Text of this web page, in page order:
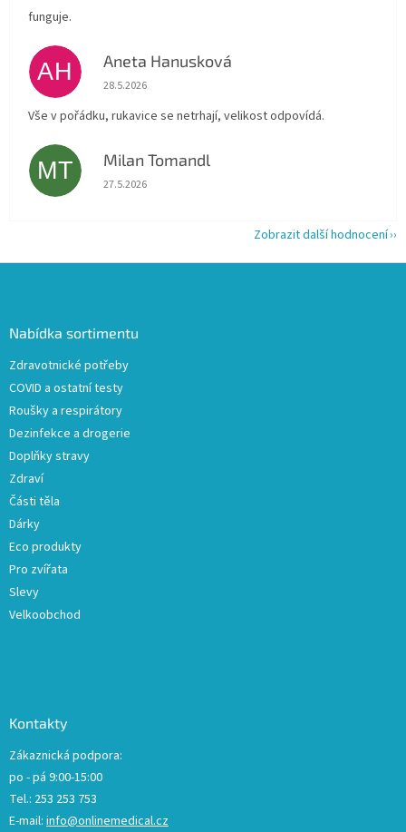
funguje.
AH Aneta Hanusková
Hodnocení obchodu je 5 z 5 hvězdiček.
28.5.2026
Vše v pořádku, rukavice se netrhají, velikost odpovídá.
MT Milan Tomandl
Hodnocení obchodu je 5 z 5 hvězdiček.
27.5.2026
Zobrazit další hodnocení
Nabídka sortimentu
Zdravotnické potřeby
COVID a ostatní testy
Roušky a respirátory
Dezinfekce a drogerie
Doplňky stravy
Zdraví
Části těla
Dárky
Eco produkty
Pro zvířata
Slevy
Velkoobchod
Kontakty
Zákaznická podpora:
po - pá 9:00-15:00
Tel.: 253 253 753
E-mail: info@onlinemedical.cz